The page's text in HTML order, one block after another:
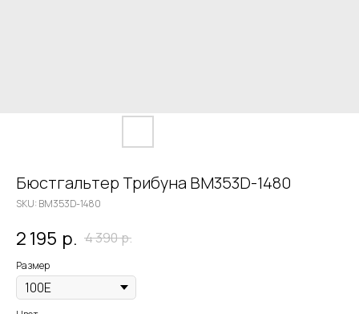
Бюстгальтер Трибуна BM353D-1480
SKU: BM353D-1480
2 195 р. 4 390р.
Размер